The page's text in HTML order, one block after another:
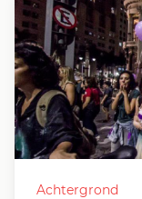
Achtergrond